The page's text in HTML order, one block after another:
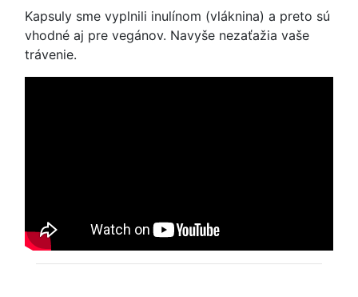
Kapsuly sme vyplnili inulínom (vláknina) a preto sú
vhodné aj pre vegánov. Navyše nezaťažia vaše
trávenie.